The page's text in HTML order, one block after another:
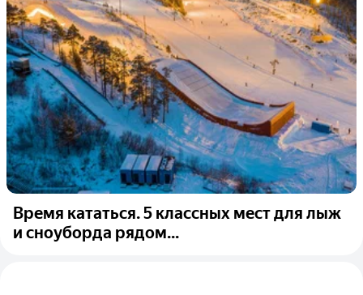
Время кататься. 5 классных мест для лыж
и сноуборда рядом...